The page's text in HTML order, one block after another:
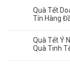
Quà Tết
Tín Hàng
Quà Tết Ý
Quà Tinh